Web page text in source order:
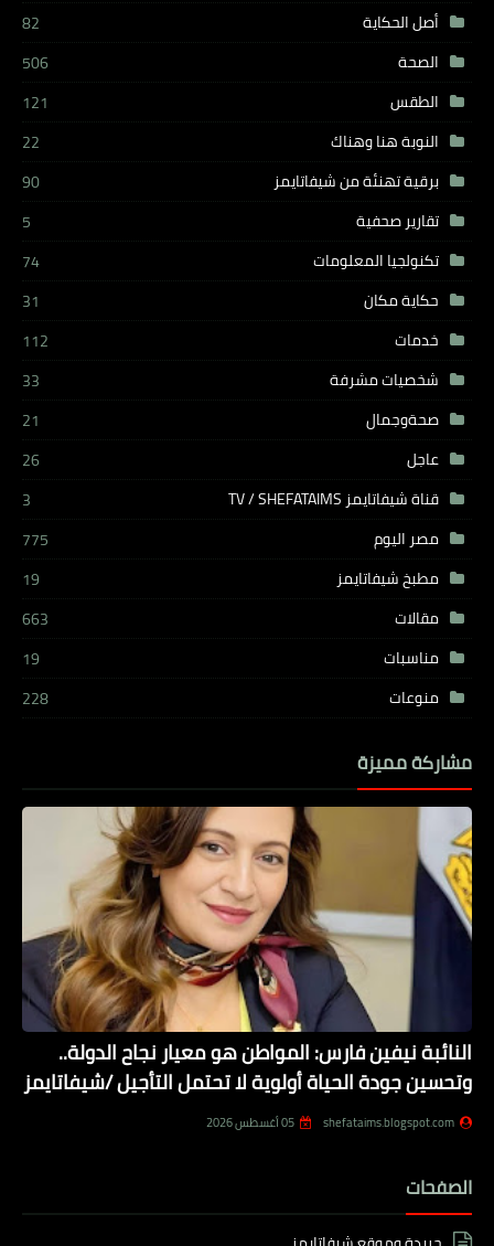
أصل الحكاية
82
الصحة
506
الطقس
121
النوبة هنا وهناك
22
برقية تهنئة من شيفاتايمز
90
تقارير صحفية
5
تكنولجيا المعلومات
74
حكاية مكان
31
خدمات
112
شخصيات مشرفة
33
صحةوجمال
21
عاجل
26
قناة شيفاتايمز TV / SHEFATAIMS
3
مصر اليوم
775
مطبخ شيفاتايمز
19
مقالات
663
مناسبات
19
منوعات
228
مشاركة مميزة
النائبة نيفين فارس: المواطن هو معيار نجاح الدولة..
وتحسين جودة الحياة أولوية لا تحتمل التأجيل /شيفاتايمز
shefataims.blogspot.com 05 أغسطس 2026
الصفحات